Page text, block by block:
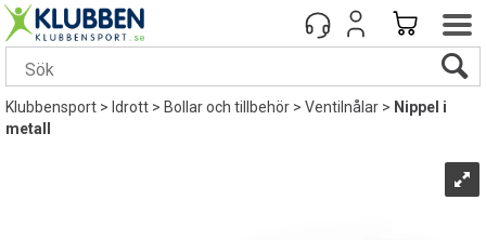
Klubbensport> Idrott>Bollar och tillbehör>Ventilnålar> Nippel i
metall